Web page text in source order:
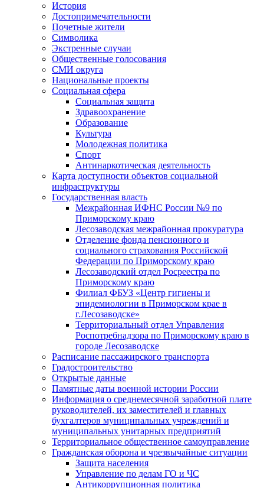
История
Достопримечательности
Почетные жители
Символика
Экстренные случаи
Общественные голосования
СМИ округа
Национальные проекты
Социальная сфера
Социальная защита
Здравоохранение
Образование
Культура
Молодежная политика
Спорт
Антинаркотическая деятельность
Карта доступности объектов социальной
инфраструктуры
Государственная власть
Межрайонная ИФНС России №9 по
Приморскому краю
Лесозаводская межрайонная прокуратура
Отделение фонда пенсионного и
социального страхования Российской
Федерации по Приморскому краю
Лесозаводский отдел Росреестра по
Приморскому краю
Филиал ФБУЗ «Центр гигиены и
эпидемиологии в Приморском крае в
г.Лесозаводске»
Территориальный отдел Управления
Роспотребнадзора по Приморскому краю в
городе Лесозаводске
Расписание пассажирского транспорта
Градостроительство
Открытые данные
Памятные даты военной истории России
Информация о среднемесячной заработной плате
руководителей, их заместителей и главных
бухгалтеров муниципальных учреждений и
муниципальных унитарных предприятий
Территориальное общественное самоуправление
Гражданская оборона и чрезвычайные ситуации
Защита населения
Управление по делам ГО и ЧС
Антикоррупционная политика